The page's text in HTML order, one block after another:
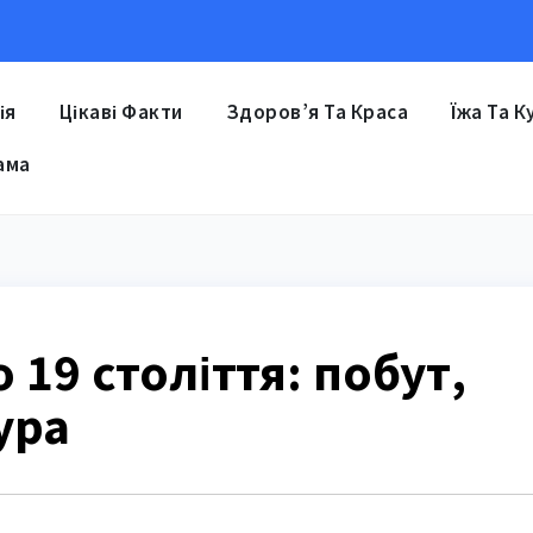
Цікаві Факти Здоров’я Та Краса Їжа Та
19 століття: побут,